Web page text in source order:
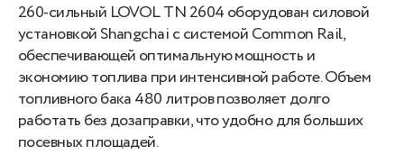
260-сильный LOVOL TN 2604 оборудован силовой
установкой Shangchai с системой Common Rail,
обеспечивающей оптимальную мощность и
экономию топлива при интенсивной работе. Объем
топливного бака 480 литров позволяет долго
работать без дозаправки, что удобно для больших
посевных площадей.